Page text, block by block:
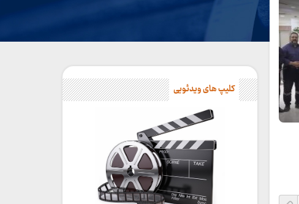
کلیپ های ویدئویی